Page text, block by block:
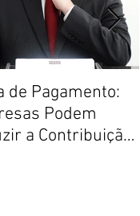
de Pagamento:
Podem
a Contribuição